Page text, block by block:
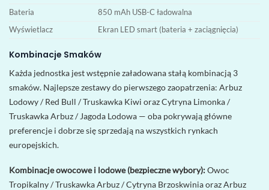
Bateria
850 mAh USB-C ładowalna
Wyświetlacz
Ekran LED smart (bateria + zaciągnięcia)
Kombinacje Smaków
Każda jednostka jest wstępnie załadowana stałą kombinacją 3
smaków. Najlepsze zestawy do pierwszego zaopatrzenia: Arbuz
Lodowy / Red Bull / Truskawka Kiwi oraz Cytryna Limonka /
Truskawka Arbuz / Jagoda Lodowa — oba pokrywają główne
preferencje i dobrze się sprzedają na wszystkich rynkach
europejskich.
Kombinacje owocowe i lodowe (bezpieczne wybory):Owoc
Tropikalny / Truskawka Arbuz / Cytryna Brzoskwinia oraz Arbuz